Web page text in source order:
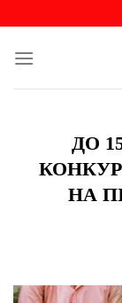
content
ДО
НА